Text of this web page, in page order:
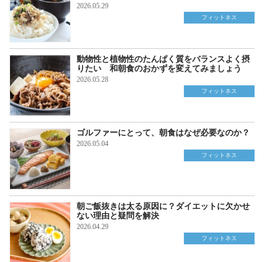
2026.05.29
フィットネス
動物性と植物性のたんぱく質をバランスよく摂
りたい 和朝食のおかずを変えてみましょう
2026.05.28
フィットネス
ゴルファーにとって、朝食はなぜ必要なのか？
2026.05.04
フィットネス
朝ご飯抜きは太る原因に？ダイエットに欠かせ
ない理由と疑問を解決
2026.04.29
フィットネス